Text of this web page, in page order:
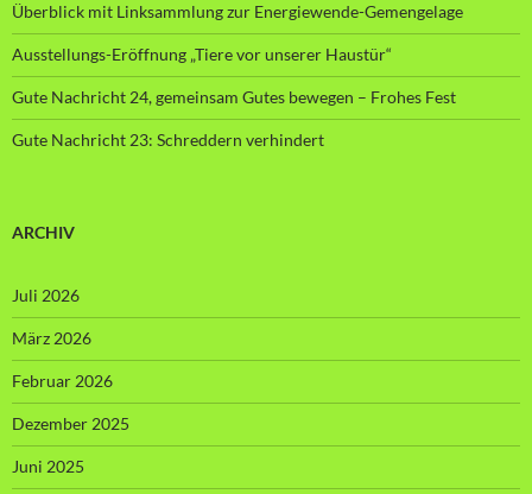
Überblick mit Linksammlung zur Energiewende-Gemengelage
Ausstellungs-Eröffnung „Tiere vor unserer Haustür“
Gute Nachricht 24, gemeinsam Gutes bewegen – Frohes Fest
Gute Nachricht 23: Schreddern verhindert
ARCHIV
Juli 2026
März 2026
Februar 2026
Dezember 2025
Juni 2025